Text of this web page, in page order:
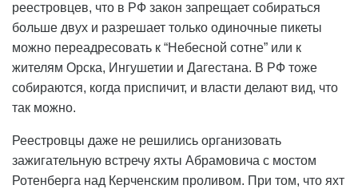
реестровцев, что в РФ закон запрещает собираться
больше двух и разрешает только одиночные пикеты
можно переадресовать к “Небесной сотне” или к
жителям Орска, Ингушетии и Дагестана. В РФ тоже
собираются, когда приспичит, и власти делают вид, что
так можно.
Реестровцы даже не решились организовать
зажигательную встречу яхты Абрамовича с мостом
Ротенберга над Керченским проливом. При том, что яхт